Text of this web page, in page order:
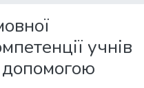
учнів